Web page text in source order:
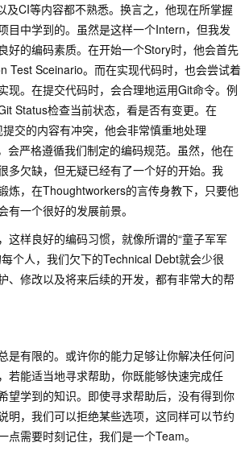
及CI等内容都不熟悉。换言之，他现在所掌握
目中学到的。虽然是这样一个Intern，但我发
好的编码素质。在开始一个Story时，他会首先
Test Sceinario。而在实现代码时，也会尝试着
现。在提交代码时，会合理地运用Git命令。例
Status检查当前状态，看是否有变更。在
交的内容有冲突，他会非常慎重地处理
会严格遵循我们制定的编码规范。虽然，他在
多欠缺，但无疑已经有了一个好的开始。我
炼，在Thoughtworkers的言传身教下，只要他
有一个很好的发展前景。
这样良好的编码习惯，就像所谓的“童子军军
个人，我们欠下的Technical Debt就会少很
、修改以及将来后续的开发，都有非常大的帮
是有限的。或许你的能力足够让你解决任何问
若能适当地寻求帮助，你既能够快速完成任
望学到的知识。即使寻求帮助后，没有得到你
明，我们可以拒绝某些选项，这同样可以节约
点需要时刻记住，我们是一个Team。